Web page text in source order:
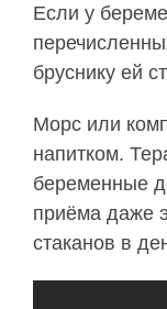
Если у
бруснику ей
Морс или
напитком.
беременные
приёма даже
стаканов в